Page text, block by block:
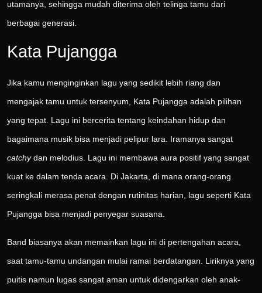
utamanya, sehingga mudah diterima oleh telinga tamu dari
berbagai generasi.
Kata Pujangga
Jika kamu menginginkan lagu yang sedikit lebih riang dan
mengajak tamu untuk tersenyum, Kata Pujangga adalah pilihan
yang tepat. Lagu ini bercerita tentang keindahan hidup dan
bagaimana musik bisa menjadi pelipur lara. Iramanya sangat
catchydan melodius. Lagu ini membawa aura positif yang sangat
kuat ke dalam tenda acara. Di Jakarta, di mana orang-orang
seringkali merasa penat dengan rutinitas harian, lagu seperti Kata
Pujangga bisa menjadi penyegar suasana.
Band biasanya akan memainkan lagu ini di pertengahan acara,
saat tamu-tamu undangan mulai ramai berdatangan. Liriknya yang
puitis namun lugas sangat aman untuk didengarkan oleh anak-